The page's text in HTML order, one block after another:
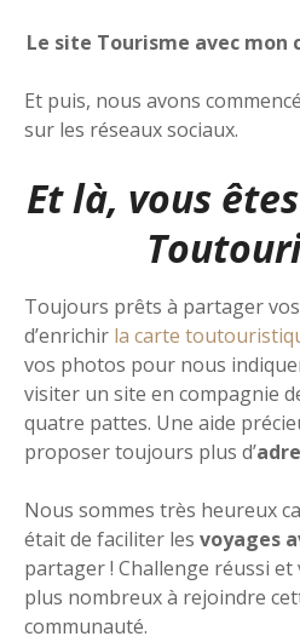
Le site Tourisme avec
Et puis, nous avons
sur les réseaux sociaux.
Et là, vous
Toujours prêts à partager
d’enrichir la carte
vos photos pour nous
visiter un site en compagnie
quatre pattes. Une aide
proposer toujours plus d’
Nous sommes très heureux
était de faciliter les voyages
partager ! Challenge réussi et
plus nombreux à rejoindre
communauté.